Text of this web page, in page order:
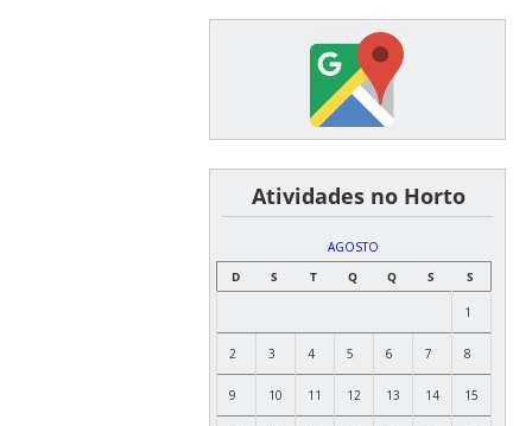
͏ ͏ ͏ ͏ ͏ ͏Atividades no Horto
AGOSTO
D
S T Q Q S S
1
2 3 4 5 6 7 8
9 10 11 12 13 14 15